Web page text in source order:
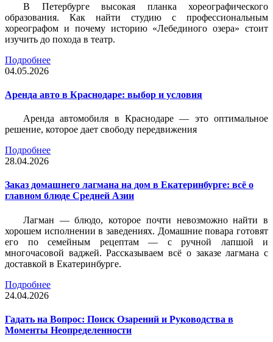
В Петербурге высокая планка хореографического
образования. Как найти студию с профессиональным
хореографом и почему историю «Лебединого озера» стоит
изучить до похода в театр.
Подробнее
04.05.2026
Аренда авто в Краснодаре: выбор и условия
Аренда автомобиля в Краснодаре — это оптимальное
решение, которое дает свободу передвижения
Подробнее
28.04.2026
Заказ домашнего лагмана на дом в Екатеринбурге: всё о
главном блюде Средней Азии
Лагман — блюдо, которое почти невозможно найти в
хорошем исполнении в заведениях. Домашние повара готовят
его по семейным рецептам — с ручной лапшой и
многочасовой ваджей. Рассказываем всё о заказе лагмана с
доставкой в Екатеринбурге.
Подробнее
24.04.2026
Гадать на Вопрос: Поиск Озарений и Руководства в
Моменты Неопределенности